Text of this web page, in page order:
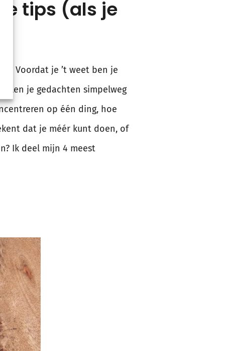
tips (als je
Voordat je ’t weet ben je
je gedachten simpelweg
op één ding, hoe
dat je méér kunt doen, of
Ik deel mijn 4 meest